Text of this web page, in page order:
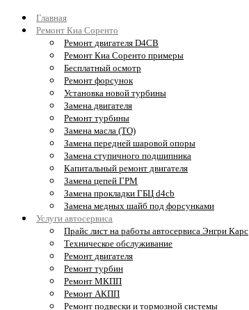
Главная
Ремонт Киа Соренто
Ремонт двигателя D4CB
Ремонт Киа Соренто примеры
Бесплатный осмотр
Ремонт форсунок
Установка новой турбины
Замена двигателя
Ремонт турбины
Замена масла (ТО)
Замена передней шаровой опоры
Замена ступичного подшипника
Капитальный ремонт двигателя
Замена цепей ГРМ
Замена прокладки ГБЦ d4cb
Замена медных шайб под форсунками
Услуги автосервиса
Прайс лист на работы автосервиса Энгри Карс
Техническое обслуживание
Ремонт двигателя
Ремонт турбин
Ремонт МКПП
Ремонт АКПП
Ремонт подвески и тормозной системы